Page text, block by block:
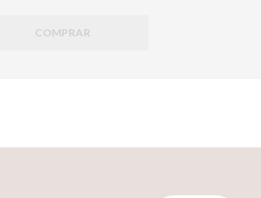
COMPRAR